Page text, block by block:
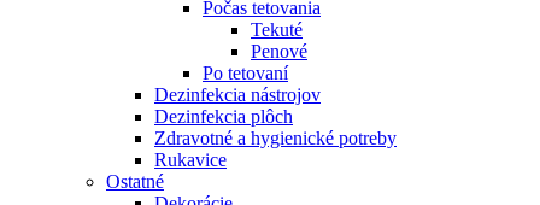
Počas tetovania
Tekuté
Penové
Po tetovaní
Dezinfekcia nástrojov
Dezinfekcia plôch
Zdravotné a hygienické potreby
Rukavice
Ostatné